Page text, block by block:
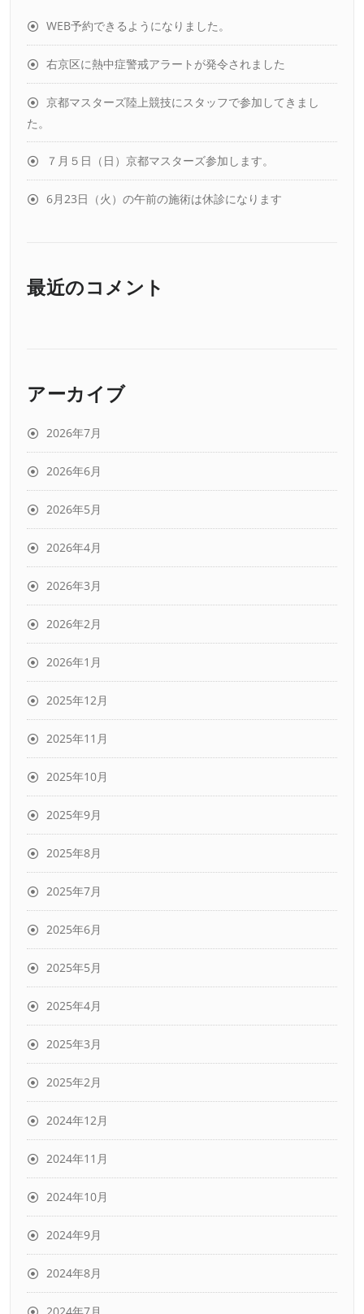
WEB予約できるようになりました。
右京区に熱中症警戒アラートが発令されました
京都マスターズ陸上競技にスタッフで参加してきまし
た。
７月５日（日）京都マスターズ参加します。
6月23日（火）の午前の施術は休診になります
最近のコメント
アーカイブ
2026年7月
2026年6月
2026年5月
2026年4月
2026年3月
2026年2月
2026年1月
2025年12月
2025年11月
2025年10月
2025年9月
2025年8月
2025年7月
2025年6月
2025年5月
2025年4月
2025年3月
2025年2月
2024年12月
2024年11月
2024年10月
2024年9月
2024年8月